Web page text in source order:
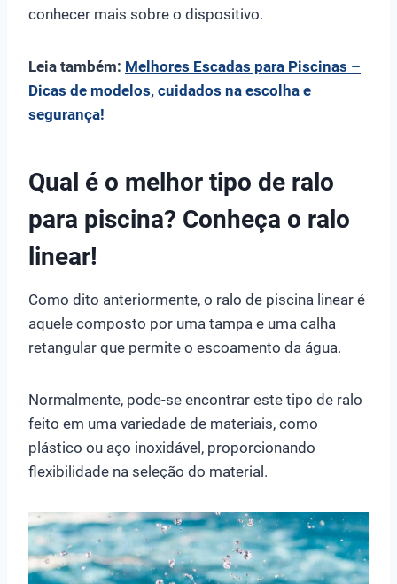
conhecer mais sobre o dispositivo.
Leia também: Melhores Escadas para Piscinas –
Dicas de modelos, cuidados na escolha e
segurança!
Qual é o melhor tipo de ralo
para piscina? Conheça o ralo
linear!
Como dito anteriormente, o ralo de piscina linear é
aquele composto por uma tampa e uma calha
retangular que permite o escoamento da água.
Normalmente, pode-se encontrar este tipo de ralo
feito em uma variedade de materiais, como
plástico ou aço inoxidável, proporcionando
flexibilidade na seleção do material.